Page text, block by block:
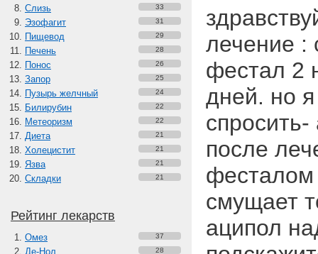
Слизь 33
Эзофагит 31
Пищевод 29
Печень 28
Понос 26
Запор 25
Пузырь желчный 24
Билирубин 22
Метеоризм 22
Диета 21
Холецистит 21
Язва 21
Складки 21
Рейтинг лекарств
Омез 37
Де-Нол 28
лечение :
фестал 2
дней. но
после
смущает
аципол